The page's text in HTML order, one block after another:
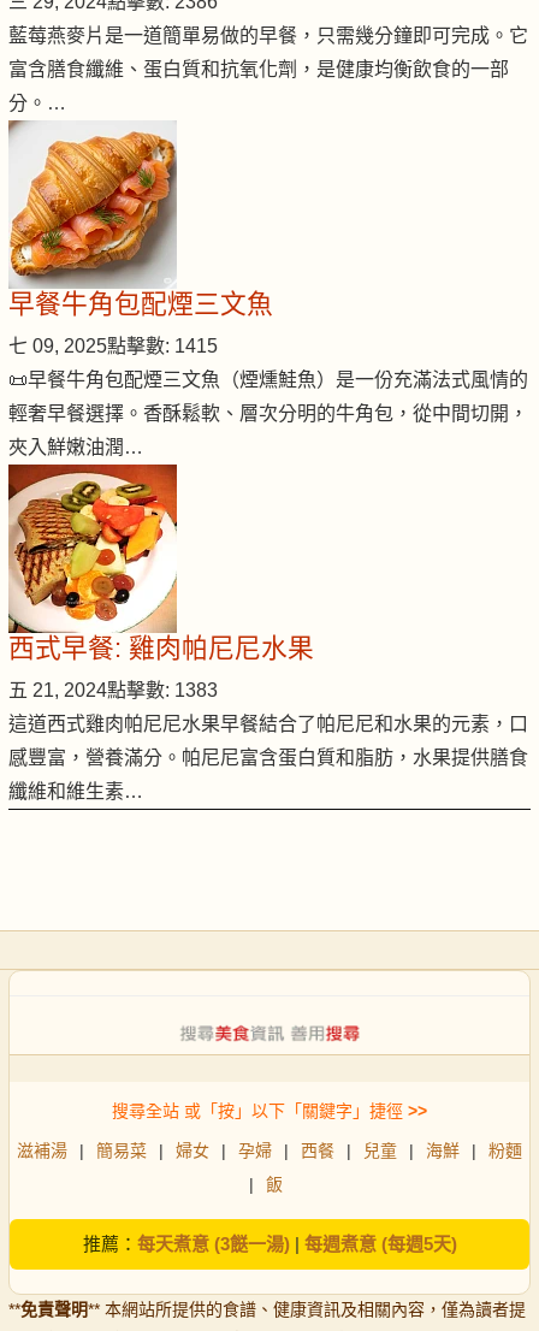
藍莓燕麥片是一道簡單易做的早餐，只需幾分鐘即可完成。它
富含膳食纖維、蛋白質和抗氧化劑，是健康均衡飲食的一部
分。…
早餐牛角包配煙三文魚
七 09, 2025點擊數: 1415
📜早餐牛角包配煙三文魚（煙燻鮭魚）是一份充滿法式風情的
輕奢早餐選擇。香酥鬆軟、層次分明的牛角包，從中間切開，
夾入鮮嫩油潤…
西式早餐: 雞肉帕尼尼水果
五 21, 2024點擊數: 1383
這道西式雞肉帕尼尼水果早餐結合了帕尼尼和水果的元素，口
感豐富，營養滿分。帕尼尼富含蛋白質和脂肪，水果提供膳食
纖維和維生素…
搜尋全站 或「按」以下「關鍵字」捷徑 >>
滋補湯 | 簡易菜 | 婦女 | 孕婦 | 西餐 | 兒童 | 海鮮 |
粉麵
|
飯
推薦： 每天煮意 (3餸一湯)| 每週煮意 (每週5天)
**免責聲明** 本網站所提供的食譜、健康資訊及相關內容，僅為讀者提